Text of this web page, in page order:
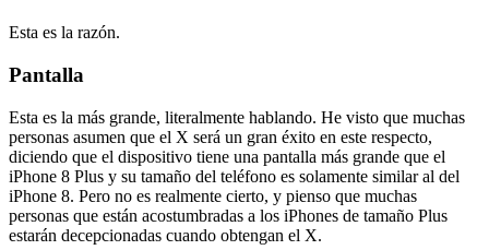
Esta es la razón.
Pantalla
Esta es la más grande, literalmente hablando. He visto que muchas
personas asumen que el X será un gran éxito en este respecto,
diciendo que el dispositivo tiene una pantalla más grande que el
iPhone 8 Plus y su tamaño del teléfono es solamente similar al del
iPhone 8. Pero no es realmente cierto, y pienso que muchas
personas que están acostumbradas a los iPhones de tamaño Plus
estarán decepcionadas cuando obtengan el X.